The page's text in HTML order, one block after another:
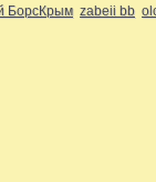
БорсКрым zabeii bb